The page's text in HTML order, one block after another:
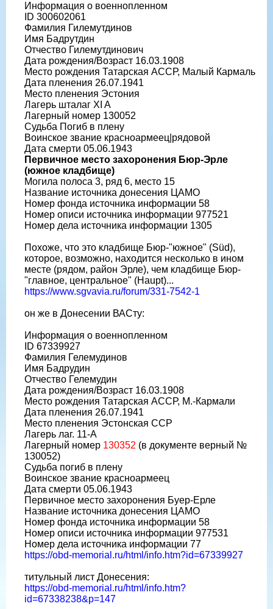
Информация о военнопленном
ID 300602061
Фамилия Гилемутдинов
Имя Бадрутдин
Отчество Гилемутдинович
Дата рождения/Возраст 16.03.1908
Место рождения Татарская АССР, Малый Кармаль
Дата пленения 26.07.1941
Место пленения Эстония
Лагерь шталаг XI A
Лагерный номер 130052
Судьба Погиб в плену
Воинское звание красноармеец|рядовой
Дата смерти 05.06.1943
Первичное место захоронения Бюр-Эрле
(южное кладбище)
Могила полоса 3, ряд 6, место 15
Название источника донесения ЦАМО
Номер фонда источника информации 58
Номер описи источника информации 977521
Номер дела источника информации 1305
Похоже, что это кладбище Бюр-"южное" (Süd),
которое, возможно, находится несколько в ином
месте (рядом, район Эрле), чем кладбище Бюр-
"главное, центральное" (Haupt)...
https://www.sgvavia.ru/forum/331-7542-1
он же в Донесении ВАСту:
Информация о военнопленном
ID 67339927
Фамилия Гелемудинов
Имя Бадрудин
Отчество Гелемудин
Дата рождения/Возраст 16.03.1908
Место рождения Татарская АССР, М.-Кармали
Дата пленения 26.07.1941
Место пленения Эстонская ССР
Лагерь лаг. 11-А
Лагерный номер 130352 (в документе верный №
130052)
Судьба погиб в плену
Воинское звание красноармеец
Дата смерти 05.06.1943
Первичное место захоронения Буер-Ерле
Название источника донесения ЦАМО
Номер фонда источника информации 58
Номер описи источника информации 977531
Номер дела источника информации 77
https://obd-memorial.ru/html/info.htm?id=67339927
титульный лист Донесения:
https://obd-memorial.ru/html/info.htm?
id=67338238&p=147